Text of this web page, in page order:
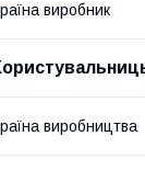
виробник
виробництва